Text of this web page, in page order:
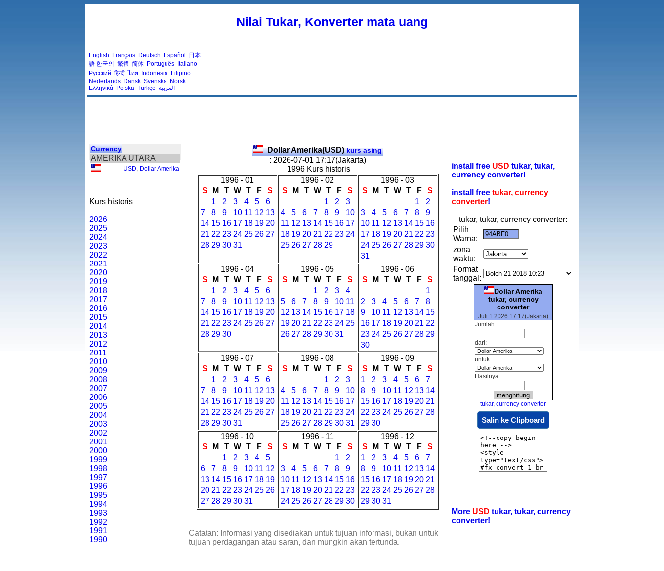
Nilai Tukar, Konverter mata uang
English Français Deutsch Español
日本
語 한국의 繁體 简体 Português Italiano
Русский हिन्दी ไทย Indonesia Filipino
Nederlands Dansk Svenska Norsk
Ελληνικά Polska Türkçe العربية
Currency
AMERIKA UTARA
USD Dollar Amerika
Kurs historis
2026
2025
2024
2023
2022
2021
2020
2019
2018
2017
2016
2015
2014
2013
2012
2011
2010
2009
2008
2007
2006
2005
2004
2003
2002
2001
2000
1999
1998
1997
1996
1995
1994
1993
1992
1991
1990
Dollar Amerika(USD)kurs asing
: 2026-07-01 17:17(Jakarta)
1996 Kurs historis
1996 - 01
S
M T W T F
S
1
2 3 4 5
6
7
8 9 10 11 12 13
14 15 16 17 18 19 20
21 22 23 24 25 26 27
28 29 30 31
1996 - 02
S
M T W T F
S
1
2
3
4
5 6 7 8 9
10
11 12 13 14 15 16 17
18 19 20 21 22 23 24
25 26 27 28 29
1996 - 03
S
M T W T F
S
1
2
3
4 5 6 7 8
9
10 11 12 13 14 15 16
17 18 19 20 21 22 23
24 25 26 27 28 29 30
31
1996 - 04
S
M T W T F
S
1
2 3 4 5
6
7
8 9 10 11 12 13
14 15 16 17 18 19 20
21 22 23 24 25 26 27
28 29 30
1996 - 05
S
M T W T F
S
1
2 3
4
5
6 7 8 9 10 11
12 13 14 15 16 17 18
19 20 21 22 23 24 25
26 27 28 29 30 31
1996 - 06
S
M T W T F
S
1
2
3 4 5 6 7
8
9
10 11 12 13 14 15
16 17 18 19 20 21 22
23 24 25 26 27 28 29
30
1996 - 07
S
M T W T F
S
1
2 3 4 5
6
7
8 9 10 11 12 13
14 15 16 17 18 19 20
21 22 23 24 25 26 27
28 29 30 31
1996 - 08
S
M T W T F
S
1
2
3
4
5 6 7 8 9
10
11 12 13 14 15 16 17
18 19 20 21 22 23 24
25 26 27 28 29 30 31
1996 - 09
S
M T W T F
S
1
2 3 4 5 6
7
8
9 10 11 12 13 14
15 16 17 18 19 20 21
22 23 24 25 26 27 28
29 30
1996 - 10
S
M T W T F
S
1
2 3 4
5
6
7 8 9 10 11 12
13 14 15 16 17 18 19
20 21 22 23 24 25 26
27 28 29 30 31
1996 - 11
S
M T W T F
S
1
2
3
4 5 6 7 8
9
10 11 12 13 14 15 16
17 18 19 20 21 22 23
24 25 26 27 28 29 30
1996 - 12
S
M T W T F
S
1
2 3 4 5 6
7
8
9 10 11 12 13 14
15 16 17 18 19 20 21
22 23 24 25 26 27 28
29 30 31
Catatan: Informasi yang disediakan untuk tujuan informasi, bukan untuk
tujuan perdagangan atau saran, dan mungkin akan tertunda.
install free USD tukar, tukar,
currency converter!
install free tukar, currency
converter!
tukar, tukar, currency converter:
Pilih
Warna:
zona
waktu:
Format
tanggal:
Dollar Amerika
tukar, currency
converter
Juli 1 2026 17:17(Jakarta)
Jumlah:
dari:
untuk:
Hasilnya:
tukar, currency converter
Salin ke Clipboard
More USD tukar, tukar, currency
converter!